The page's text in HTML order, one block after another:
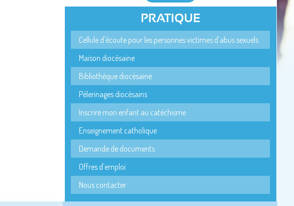
PRATIQUE
Cellule d'écoute pour les personnes victimes d'abus sexuels
Maison diocésaine
Bibliothèque diocésaine
Pèlerinages diocésains
Inscrire mon enfant au catéchisme
Enseignement catholique
Demande de documents
Offres d'emploi
Nous contacter